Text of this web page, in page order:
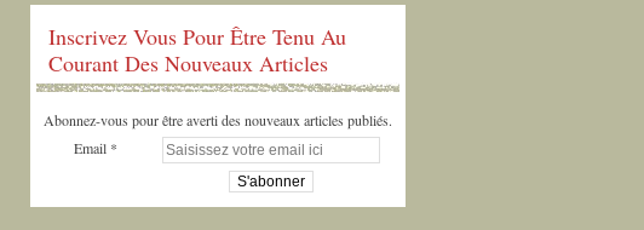
Inscrivez Vous Pour Être Tenu Au
Courant Des Nouveaux Articles
Abonnez-vous pour être averti des nouveaux articles publiés.
Email